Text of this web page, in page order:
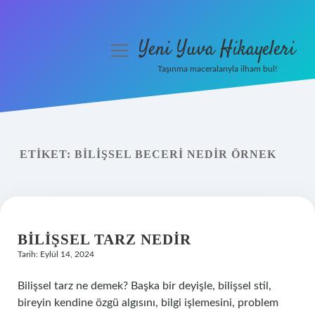
Yasal Uyarı
menüyüYeni Yuva Hikayeleri
Taşınma maceralarıyla ilham bul!
ETIKET: BILIŞSEL BECERI NEDIR ÖRNEK
BILIŞSEL TARZ NEDIR
Tarih: Eylül 14, 2024
Bilişsel tarz ne demek? Başka bir deyişle, bilişsel stil,
bireyin kendine özgü algısını, bilgi işlemesini, problem